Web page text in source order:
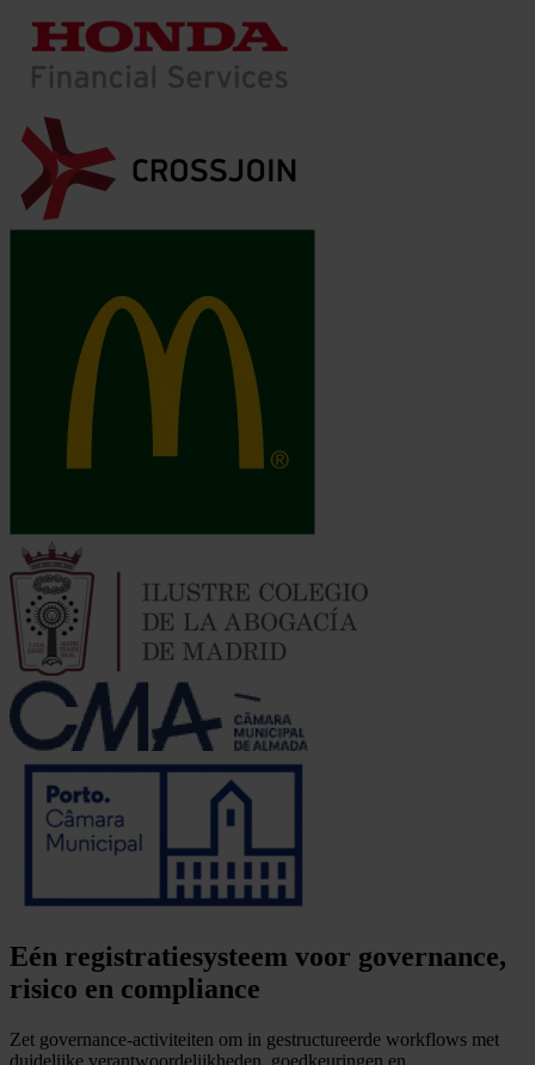
Eén registratiesysteem voor governance,
risico en compliance
Zet governance-activiteiten om in gestructureerde workflows met